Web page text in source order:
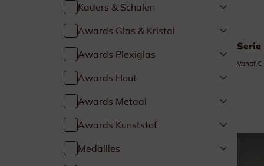
Kaders & Schalen
Kaders & Schalen
Awards Glas & Kristal
Awards Plexiglas
Awards Hout
Awards Metaal
Awards Kunststof
Medailles
Serie
Vanaf €